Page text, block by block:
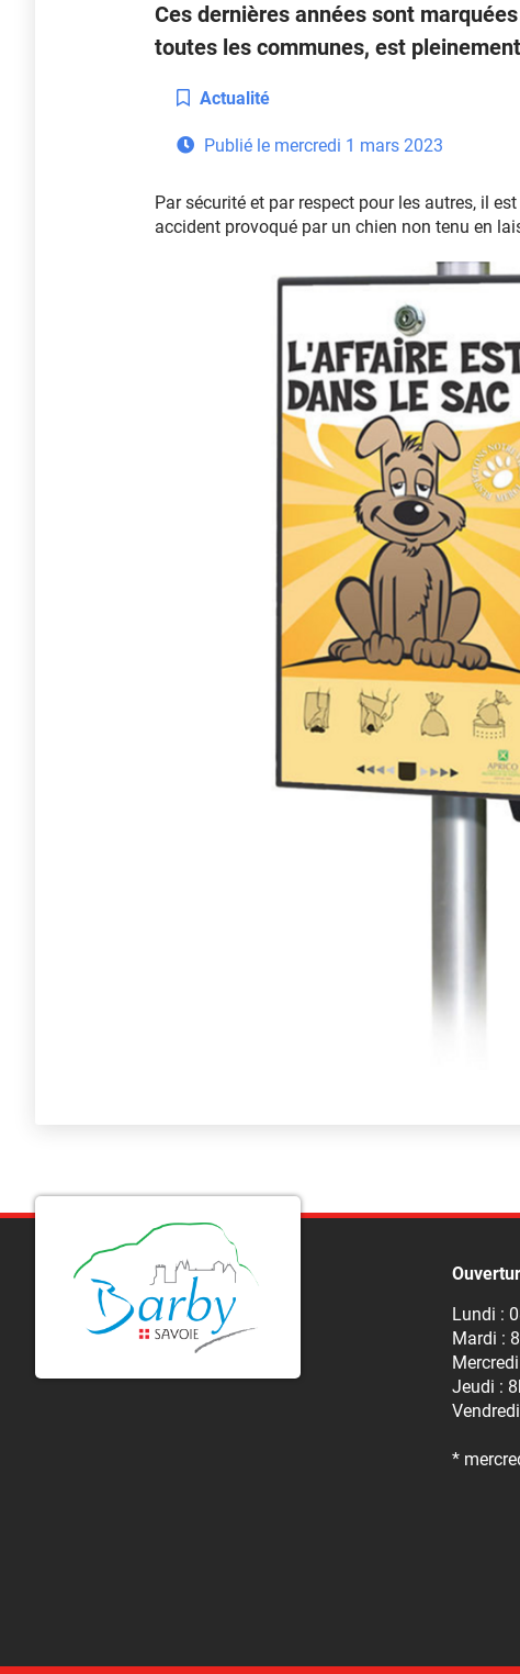
Ces dernières années sont
toutes les communes, est
Catégorie :
Actualité
Publié le mercredi 1 mars 2023
Par sécurité et par respect pour les autres, il
accident provoqué par un chien non tenu en
Lundi :
Mardi :
Jeudi :
*